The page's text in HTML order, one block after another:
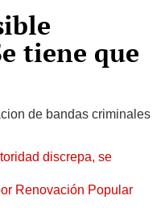
tiene que
de bandas criminales
discrepa, se
Renovación Popular